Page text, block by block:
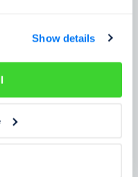
Show details